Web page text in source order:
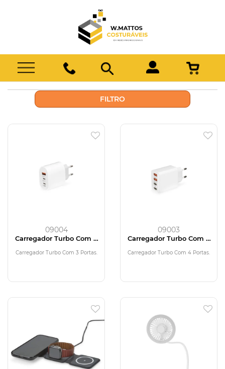
FILTRO
09004
Carregador Turbo Com 3
Carregador Turbo Com 3 Portas.
09003
Carregador Turbo Com 4
Carregador Turbo Com 4 Portas.